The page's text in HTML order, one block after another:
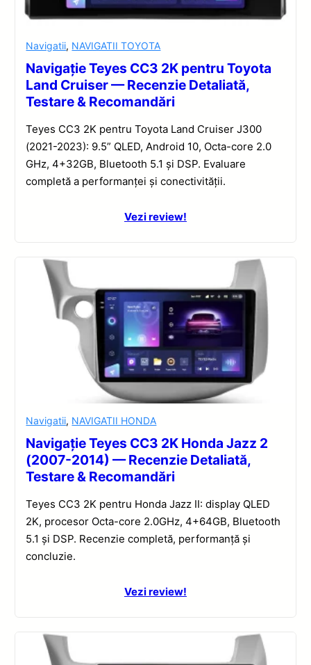
Navigatii, NAVIGATII TOYOTA
Navigație Teyes CC3 2K pentru Toyota
Land Cruiser — Recenzie Detaliată,
Testare & Recomandări
Teyes CC3 2K pentru Toyota Land Cruiser J300
(2021-2023): 9.5” QLED, Android 10, Octa-core 2.0
GHz, 4+32GB, Bluetooth 5.1 și DSP. Evaluare
completă a performanței și conectivității.
Vezi review!
Navigatii, NAVIGATII HONDA
Navigație Teyes CC3 2K Honda Jazz 2
(2007-2014) — Recenzie Detaliată,
Testare & Recomandări
Teyes CC3 2K pentru Honda Jazz II: display QLED
2K, procesor Octa-core 2.0GHz, 4+64GB, Bluetooth
5.1 și DSP. Recenzie completă, performanță și
concluzie.
Vezi review!